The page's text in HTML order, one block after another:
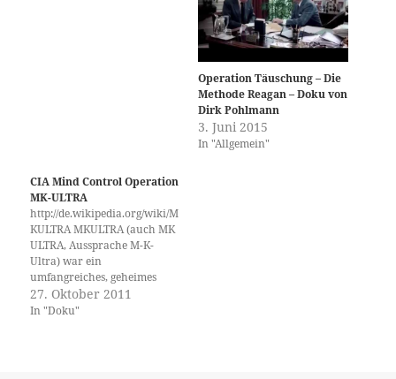
Operation Täuschung – Die
Methode Reagan – Doku von
Dirk Pohlmann
3. Juni 2015
In "Allgemein"
CIA Mind Control Operation
MK-ULTRA
http://de.wikipedia.org/wiki/M
KULTRA MKULTRA (auch MK
ULTRA, Aussprache M-K-
Ultra) war ein
umfangreiches, geheimes
Forschungsprogramm der
CIA über Möglichkeiten der
27. Oktober 2011
In "Doku"